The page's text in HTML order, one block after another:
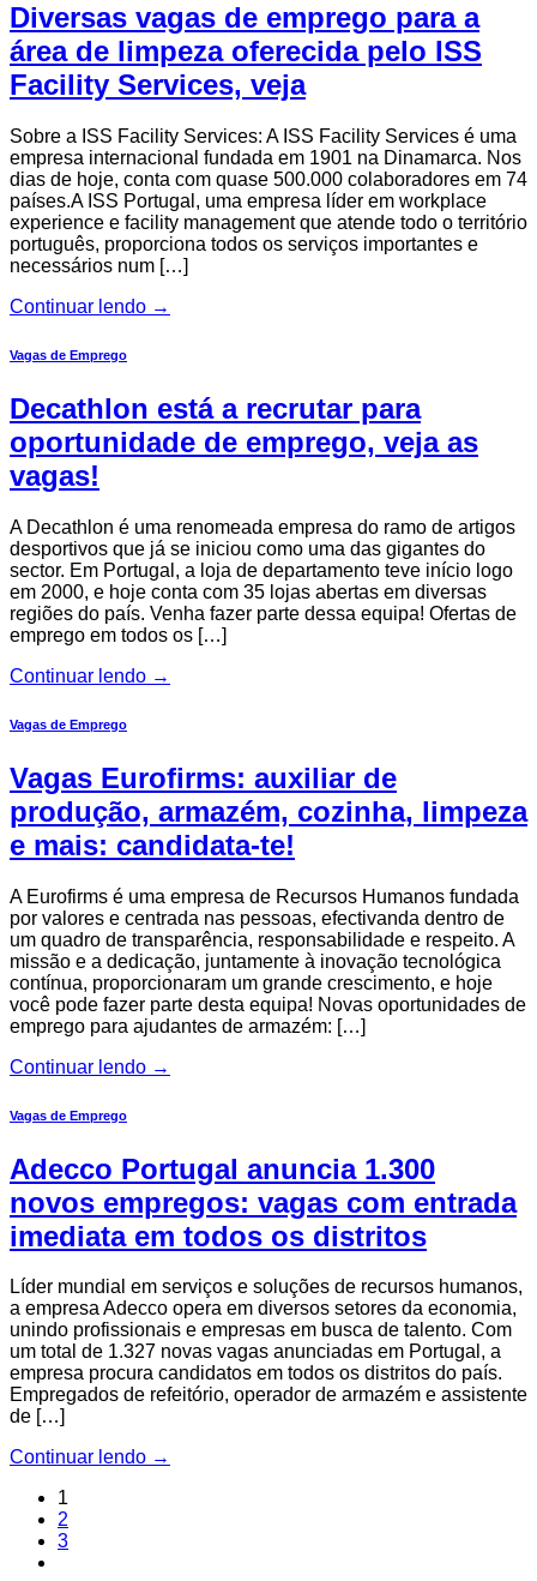
Diversas vagas de emprego para a
área de limpeza oferecida pelo ISS
Facility Services, veja
Sobre a ISS Facility Services: A ISS Facility Services é uma
empresa internacional fundada em 1901 na Dinamarca. Nos
dias de hoje, conta com quase 500.000 colaboradores em 74
países.A ISS Portugal, uma empresa líder em workplace
experience e facility management que atende todo o território
português, proporciona todos os serviços importantes e
necessários num […]
Continuar lendo →
Vagas de Emprego
Decathlon está a recrutar para
oportunidade de emprego, veja as
vagas!
A Decathlon é uma renomeada empresa do ramo de artigos
desportivos que já se iniciou como uma das gigantes do
sector. Em Portugal, a loja de departamento teve início logo
em 2000, e hoje conta com 35 lojas abertas em diversas
regiões do país. Venha fazer parte dessa equipa! Ofertas de
emprego em todos os […]
Continuar lendo →
Vagas de Emprego
Vagas Eurofirms: auxiliar de
produção, armazém, cozinha, limpeza
e mais: candidata-te!
A Eurofirms é uma empresa de Recursos Humanos fundada
por valores e centrada nas pessoas, efectivanda dentro de
um quadro de transparência, responsabilidade e respeito. A
missão e a dedicação, juntamente à inovação tecnológica
contínua, proporcionaram um grande crescimento, e hoje
você pode fazer parte desta equipa! Novas oportunidades de
emprego para ajudantes de armazém: […]
Continuar lendo →
Vagas de Emprego
Adecco Portugal anuncia 1.300
novos empregos: vagas com entrada
imediata em todos os distritos
Líder mundial em serviços e soluções de recursos humanos,
a empresa Adecco opera em diversos setores da economia,
unindo profissionais e empresas em busca de talento. Com
um total de 1.327 novas vagas anunciadas em Portugal, a
empresa procura candidatos em todos os distritos do país.
Empregados de refeitório, operador de armazém e assistente
de […]
Continuar lendo →
1
2
3